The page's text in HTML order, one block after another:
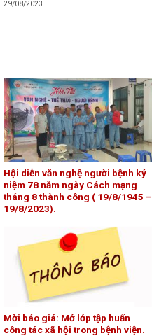
29/08/2023
Hội diễn văn nghệ người bệnh kỷ
niệm 78 năm ngày Cách mạng
tháng 8 thành công ( 19/8/1945 –
19/8/2023).
Mời báo giá: Mở lớp tập huấn
công tác xã hội trong bệnh viện.